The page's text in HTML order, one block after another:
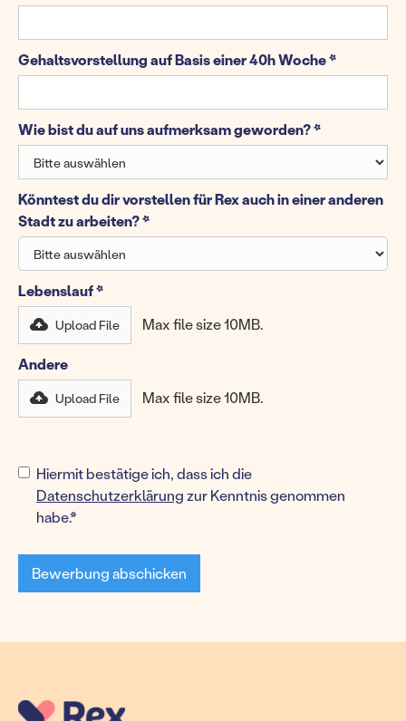
Gehaltsvorstellung auf Basis einer 40h Woche *
Wie bist du auf uns aufmerksam geworden? *
Könntest du dir vorstellen für Rex auch in einer anderen
Stadt zu arbeiten? *
Lebenslauf *
Upload File Max file size 10MB.
Andere
Upload File Max file size 10MB.
Upload
File
Max
file
size
Upload
File
file
Upload
File
file
10MB.
Upload
File
Max
Hiermit bestätige ich, dass ich die
Datenschutzerklärungzur Kenntnis genommen
habe.*